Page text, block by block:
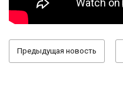
Предыдущая новость